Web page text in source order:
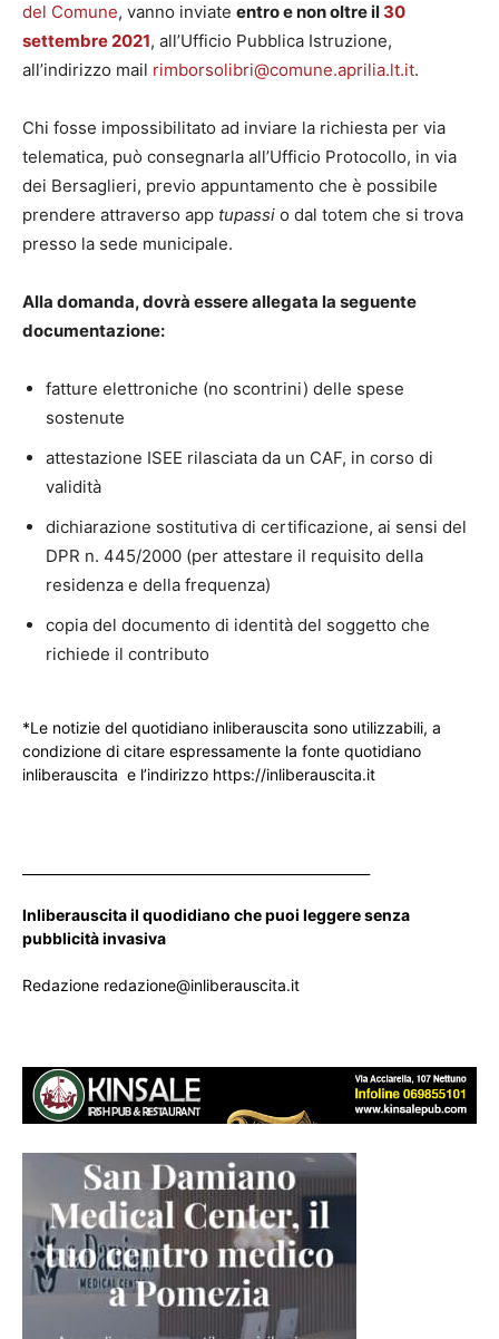
del Comune, vanno inviate entro e non oltre il 30
settembre 2021, all’Ufficio Pubblica Istruzione,
all’indirizzo mail rimborsolibri@comune.aprilia.lt.it.
Chi fosse impossibilitato ad inviare la richiesta per via
telematica, può consegnarla all’Ufficio Protocollo, in via
dei Bersaglieri, previo appuntamento che è possibile
prendere attraverso app tupassi o dal totem che si trova
presso la sede municipale.
Alla domanda, dovrà essere allegata la seguente
documentazione:
fatture elettroniche (no scontrini) delle spese
sostenute
attestazione ISEE rilasciata da un CAF, in corso di
validità
dichiarazione sostitutiva di certificazione, ai sensi del
DPR n. 445/2000 (per attestare il requisito della
residenza e della frequenza)
copia del documento di identità del soggetto che
richiede il contributo
*Le notizie del quotidiano inliberauscita sono utilizzabili, a
condizione di citare espressamente la fonte quotidiano
inliberauscita e l’indirizzo https://inliberauscita.it
Inliberauscita il quodidiano che puoi leggere senza
pubblicità invasiva
Redazione redazione@inliberauscita.it